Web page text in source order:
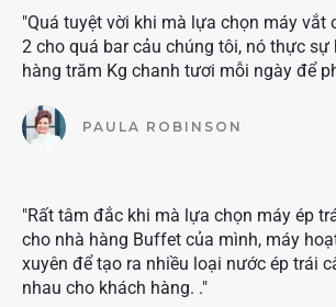
"Quá tuyệt vời khi mà lựa chọn máy vắt
2 cho quá bar cảu chúng tôi, nó thực sự
hàng trăm Kg chanh tươi mỗi ngày để
PAULA ROBINSON
"Rất tâm đắc khi mà lựa chọn máy ép
cho nhà hàng Buffet của mình, máy
xuyên để tạo ra nhiều loại nước ép trái
nhau cho khách hàng. ."